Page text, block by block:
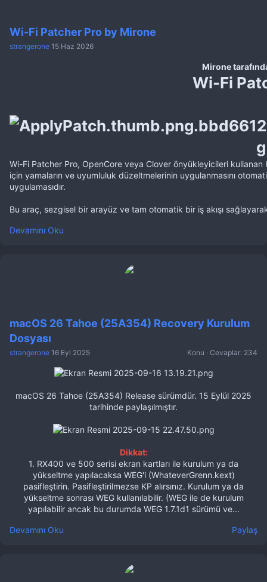
Wi-Fi Patcher Pro by Mirone
strangerone 15 Haz 2026
Mirone
Wi-Fi
Wi-Fi Patcher Pro, OpenCore veya Clover önyükleyicileri
için yamaların ve uyumluluk düzeltmelerinin uygulanmasını
uygulamasıdır.
Bu araç, sezgisel bir arayüz ve tam otomatik bir iş akışı
Devamını Oku
macOS 26 Tahoe (25A354) Recovery Kurulum
Dosyası
strangerone 16 Eyl 2025 Konu Cevaplar: 234
macOS 26 Tahoe (25A354) Release sürümdür. 15 Eylül 2025
tarihinde paylaşılmıştır.
Dikkat:
1. RX400 ve 500 serisi ekran kartları ile kurulum ya da
yükseltme yapılacaksa WEG'i (WhateverGrenn.kext)
pasifleştirin. Pasifleştirilmezse KP alırsınız. Kurulum ya da
yükseltme sonrası WEG kullanılabilir. (WEG ile de kurulum
yapılabilir ancak bu durumda WEG 1.7.1d1 sürümü ve...​
Paylaş
Devamını Oku